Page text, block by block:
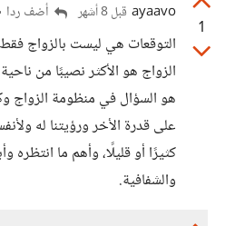
1
ayaavo قبل 8 أشهر أضف ردا
التوقعات هي ليست بالزواج
الزواج هو الأكثر نصيبًا من
هو السؤال في منظومة الزواج
على قدرة الأخر ورؤيتنا له
كثيرًا أو قليلًا، وأهم ما انتظره
والشفافية.